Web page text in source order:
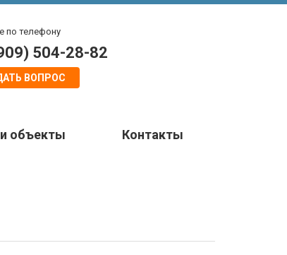
по телефону
504-28-82
ВОПРОС
объекты Контакты